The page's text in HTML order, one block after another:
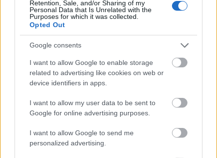
Retention, Sale, and/or Sharing of my
Personal Data that Is Unrelated with the
Purposes for which it was collected.
Opted Out
Google consents
I want to allow Google to enable storage
related to advertising like cookies on web or
device identifiers in apps.
I want to allow my user data to be sent to
Google for online advertising purposes.
I want to allow Google to send me
personalized advertising.
Sikerének egyik kulcsa, hogy két, önmagában is
népszerű italkategóriát kapcsol össze: a minőségi kávét
és a koktélt. Egy jól elkészített Espresso Martini egyszerre
alapanyagokra, így olyan élményt kínál, amely új
szerepben mutatja meg a kávét a fogyasztóknak”
hangsúlyoztaBalogh Elemér.
Mivel hódít az Espresso Martini?
A kutatás adatai szerint jelenleg a 18–59 éves
alkoholfogyasztó magyarok harmada hallott már a